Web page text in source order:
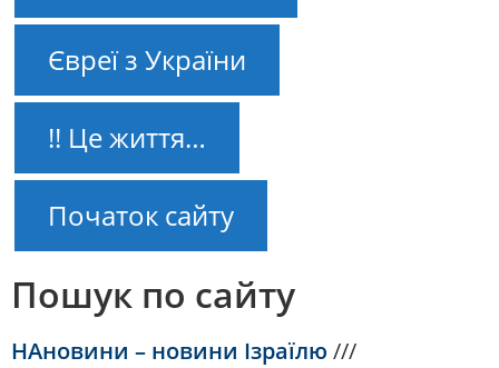
Євреї з України
!! Це життя…
Початок сайту
Пошук по сайту
НАновини – новини Ізраїлю ///